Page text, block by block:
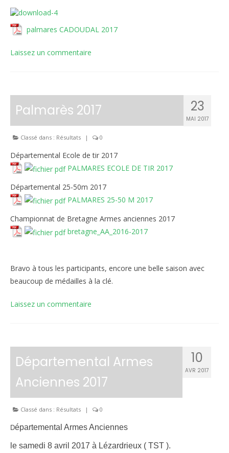
palmares CADOUDAL 2017
Laissez un commentaire
23
MAI 2017
Palmarès 2017
Classé dans : Résultats | 0
Départemental Ecole de tir 2017
PALMARES ECOLE DE TIR 2017
Départemental 25-50m 2017
PALMARES 25-50 M 2017
Championnat de Bretagne Armes anciennes 2017
bretagne_AA_2016-2017
Bravo à tous les participants, encore une belle saison avec
beaucoup de médailles à la clé.
Laissez un commentaire
10
AVR 2017
Départemental Armes
Anciennes 2017
Classé dans : Résultats | 0
Départemental Armes Anciennes
le samedi 8 avril 2017 à Lézardrieux ( TST ).